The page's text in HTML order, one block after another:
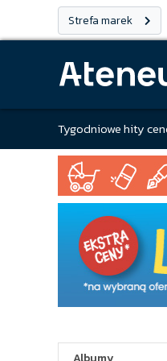
Strefa marek
Tygodniowe hity